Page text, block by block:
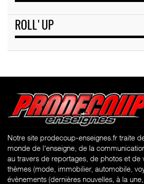
ROLL'UP
Notre site prodecoup-enseignes.fr traite
monde de l'enseigne, de la
au travers de reportages, de photos et de
thèmes (mode, immobilier, automobile,
évènements (dernières nouvelles, à la